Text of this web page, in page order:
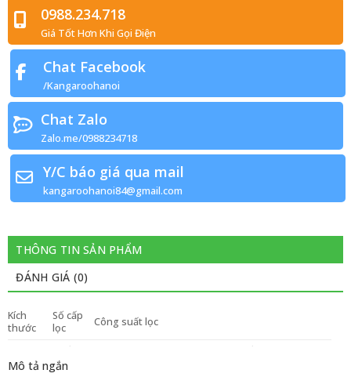
0988.234.718
Giá Tốt Hơn Khi Gọi Điện
Chat Facebook
/Kangaroohanoi
Chat Zalo
Zalo.me/0988234718
Y/C báo giá qua mail
kangaroohanoi84@gmail.com
THÔNG TIN SẢN PHẨM
ĐÁNH GIÁ (0)
Kích
thước
Số cấp
lọc
Công suất lọc
4 cấp
lọc
1200 – 1500 lít/giờ ( Tuỳ thuộc chất lượng nước
Mô tả ngắn